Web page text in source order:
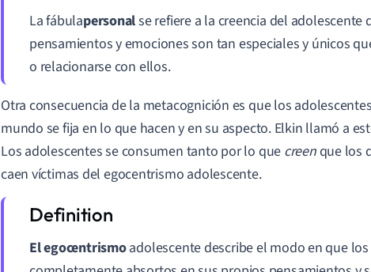
La fábulapersonalse refiere a la creencia del adolescente
pensamientos y emociones son tan especiales y únicos
o relacionarse con ellos.
Otra consecuencia de la metacognición es que los
mundo se fija en lo que hacen y en su aspecto. Elkin llamó a
Los adolescentes se consumen tanto por lo que creenque los
caen víctimas del egocentrismo adolescente.
El egocentrismoadolescente describe el modo en que